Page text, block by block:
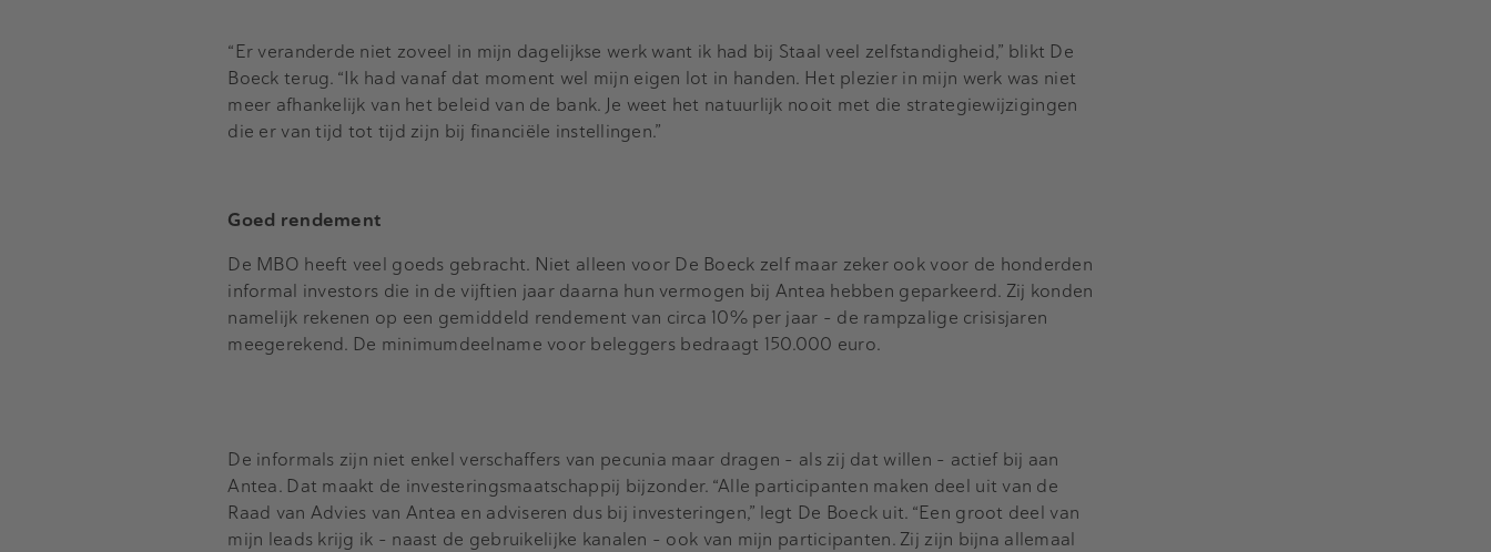
“Er veranderde niet zoveel in mijn dagelijkse werk want ik had bij Staal veel zelfstandigheid,” blikt De
Boeck terug. “Ik had vanaf dat moment wel mijn eigen lot in handen. Het plezier in mijn werk was niet
meer afhankelijk van het beleid van de bank. Je weet het natuurlijk nooit met die strategiewijzigingen
die er van tijd tot tijd zijn bij financiële instellingen.”
Goed rendement
De MBO heeft veel goeds gebracht. Niet alleen voor De Boeck zelf maar zeker ook voor de honderden
informal investors die in de vijftien jaar daarna hun vermogen bij Antea hebben geparkeerd. Zij konden
namelijk rekenen op een gemiddeld rendement van circa 10% per jaar - de rampzalige crisisjaren
meegerekend. De minimumdeelname voor beleggers bedraagt 150.000 euro.
De informals zijn niet enkel verschaffers van pecunia maar dragen - als zij dat willen - actief bij aan
Antea. Dat maakt de investeringsmaatschappij bijzonder. “Alle participanten maken deel uit van de
Raad van Advies van Antea en adviseren dus bij investeringen,” legt De Boeck uit. “Een groot deel van
mijn leads krijg ik - naast de gebruikelijke kanalen - ook van mijn participanten. Zij zijn bijna allemaal